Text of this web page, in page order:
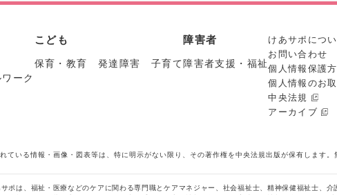
ーク
こども
保育・教育 発達障害 子育て
障害者
障害者支援・福祉
けあサポにつ
お問い合わせ
個人情報保護
個人情報のお
中央法規
アーカイブ
ている情報・画像・図表等は、特に明示がない限り、その著作権を中央法規出版が保有します。
サポは、福祉・医療などのケアに関わる専門職とケアマネジャー、社会福祉士、精神保健福祉士、介